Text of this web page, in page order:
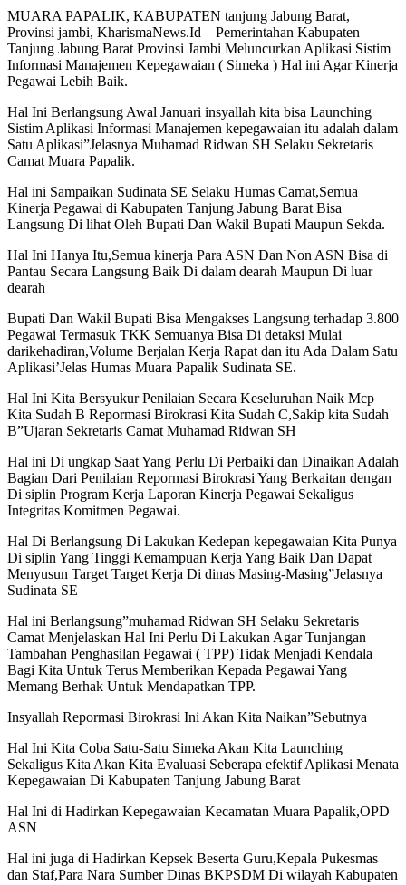
MUARA PAPALIK, KABUPATEN tanjung Jabung Barat,
Provinsi jambi, KharismaNews.Id – Pemerintahan Kabupaten
Tanjung Jabung Barat Provinsi Jambi Meluncurkan Aplikasi Sistim
Informasi Manajemen Kepegawaian ( Simeka ) Hal ini Agar Kinerja
Pegawai Lebih Baik.
Hal Ini Berlangsung Awal Januari insyallah kita bisa Launching
Sistim Aplikasi Informasi Manajemen kepegawaian itu adalah dalam
Satu Aplikasi”Jelasnya Muhamad Ridwan SH Selaku Sekretaris
Camat Muara Papalik.
Hal ini Sampaikan Sudinata SE Selaku Humas Camat,Semua
Kinerja Pegawai di Kabupaten Tanjung Jabung Barat Bisa
Langsung Di lihat Oleh Bupati Dan Wakil Bupati Maupun Sekda.
Hal Ini Hanya Itu,Semua kinerja Para ASN Dan Non ASN Bisa di
Pantau Secara Langsung Baik Di dalam dearah Maupun Di luar
dearah
Bupati Dan Wakil Bupati Bisa Mengakses Langsung terhadap 3.800
Pegawai Termasuk TKK Semuanya Bisa Di detaksi Mulai
darikehadiran,Volume Berjalan Kerja Rapat dan itu Ada Dalam Satu
Aplikasi’Jelas Humas Muara Papalik Sudinata SE.
Hal Ini Kita Bersyukur Penilaian Secara Keseluruhan Naik Mcp
Kita Sudah B Repormasi Birokrasi Kita Sudah C,Sakip kita Sudah
B”Ujaran Sekretaris Camat Muhamad Ridwan SH
Hal ini Di ungkap Saat Yang Perlu Di Perbaiki dan Dinaikan Adalah
Bagian Dari Penilaian Repormasi Birokrasi Yang Berkaitan dengan
Di siplin Program Kerja Laporan Kinerja Pegawai Sekaligus
Integritas Komitmen Pegawai.
Hal Di Berlangsung Di Lakukan Kedepan kepegawaian Kita Punya
Di siplin Yang Tinggi Kemampuan Kerja Yang Baik Dan Dapat
Menyusun Target Target Kerja Di dinas Masing-Masing”Jelasnya
Sudinata SE
Hal ini Berlangsung”muhamad Ridwan SH Selaku Sekretaris
Camat Menjelaskan Hal Ini Perlu Di Lakukan Agar Tunjangan
Tambahan Penghasilan Pegawai ( TPP) Tidak Menjadi Kendala
Bagi Kita Untuk Terus Memberikan Kepada Pegawai Yang
Memang Berhak Untuk Mendapatkan TPP.
Insyallah Repormasi Birokrasi Ini Akan Kita Naikan”Sebutnya
Hal Ini Kita Coba Satu-Satu Simeka Akan Kita Launching
Sekaligus Kita Akan Kita Evaluasi Seberapa efektif Aplikasi Menata
Kepegawaian Di Kabupaten Tanjung Jabung Barat
Hal Ini di Hadirkan Kepegawaian Kecamatan Muara Papalik,OPD
ASN
Hal ini juga di Hadirkan Kepsek Beserta Guru,Kepala Pukesmas
dan Staf,Para Nara Sumber Dinas BKPSDM Di wilayah Kabupaten